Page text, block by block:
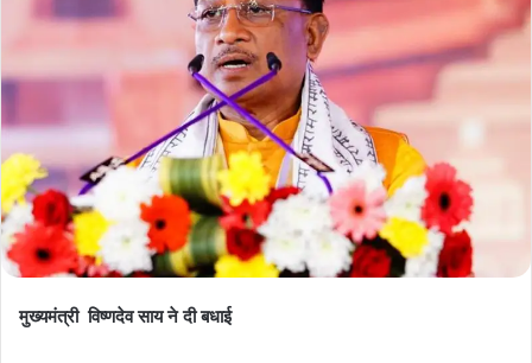
मुख्यमंत्री विष्णदेव साय ने दी बधाई